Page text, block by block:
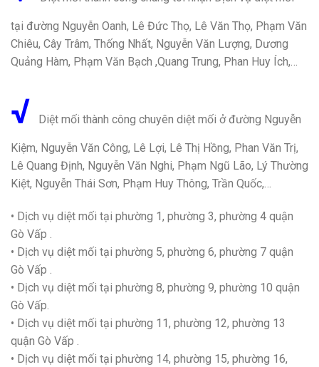
tại đường Nguyễn Oanh, Lê Đức Thọ, Lê Văn Thọ, Phạm Văn
Chiêu, Cây Trâm, Thống Nhất, Nguyễn Văn Lượng, Dương
Quảng Hàm, Phạm Văn Bạch ,Quang Trung, Phan Huy Ích,…
√ Diệt mối thành công chuyên diệt mối ở đường Nguyễn
Kiệm, Nguyễn Văn Công, Lê Lợi, Lê Thị Hồng, Phan Văn Trị,
Lê Quang Định, Nguyễn Văn Nghi, Phạm Ngũ Lão, Lý Thường
Kiệt, Nguyễn Thái Sơn, Phạm Huy Thông, Trần Quốc,…
• Dịch vụ diệt mối tại phường 1, phường 3, phường 4 quận
Gò Vấp .
• Dịch vụ diệt mối tại phường 5, phường 6, phường 7 quận
Gò Vấp .
• Dịch vụ diệt mối tại phường 8, phường 9, phường 10 quận
Gò Vấp.
• Dịch vụ diệt mối tại phường 11, phường 12, phường 13
quận Gò Vấp .
• Dịch vụ diệt mối tại phường 14, phường 15, phường 16,